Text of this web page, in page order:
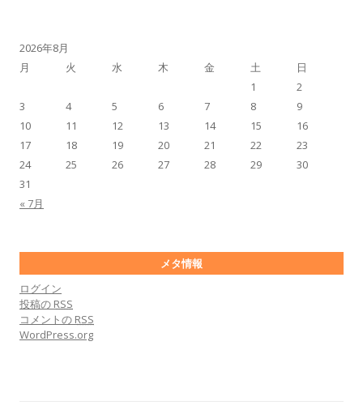
2026年8月
月
火 水 木 金 土 日
« 7月
1
2
3
4 5 6 7 8
9
10
11 12 13 14 15
16
17
18 19 20 21 22
23
24
25 26 27 28 29
30
31
メタ情報
ログイン
投稿の RSS
コメントの RSS
WordPress.org